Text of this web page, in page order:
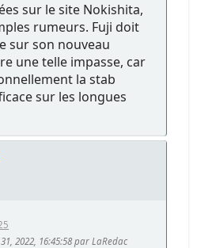
sur le site Nokishita,
rumeurs. Fuji doit
sur son nouveau
une telle impasse, car
la stab
sur les longues
2022, 16:45:58 par LaRedac